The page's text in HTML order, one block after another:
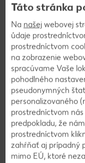
K-Z lásky k
Táto stránka
Na našej webovej
údaje
prostredníctvom
na zobrazenie
spracúvame Vaše
pohodlného
pseudonymných
personalizovaného
prostredníctvom
predpokladu, že
prostredníctvom
zahŕňať aj prípadný
mimo EÚ, ktoré